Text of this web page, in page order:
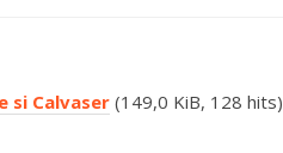
si Calvaser (149,0 KiB, 128 hits)